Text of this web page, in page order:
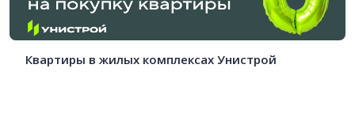
Квартиры в жилых комплексах Унистрой